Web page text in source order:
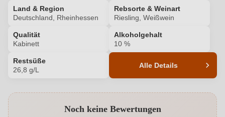
Land & Region
Deutschland, Rheinhessen
Rebsorte & Weinart
Riesling, Weißwein
Qualität
Kabinett
Alkoholgehalt
10 %
Restsüße
26,8 g/L
Alle Details
Alkoholgehalt in % 10 %
Noch keine Bewertungen